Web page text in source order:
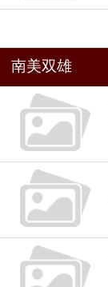
南美双雄